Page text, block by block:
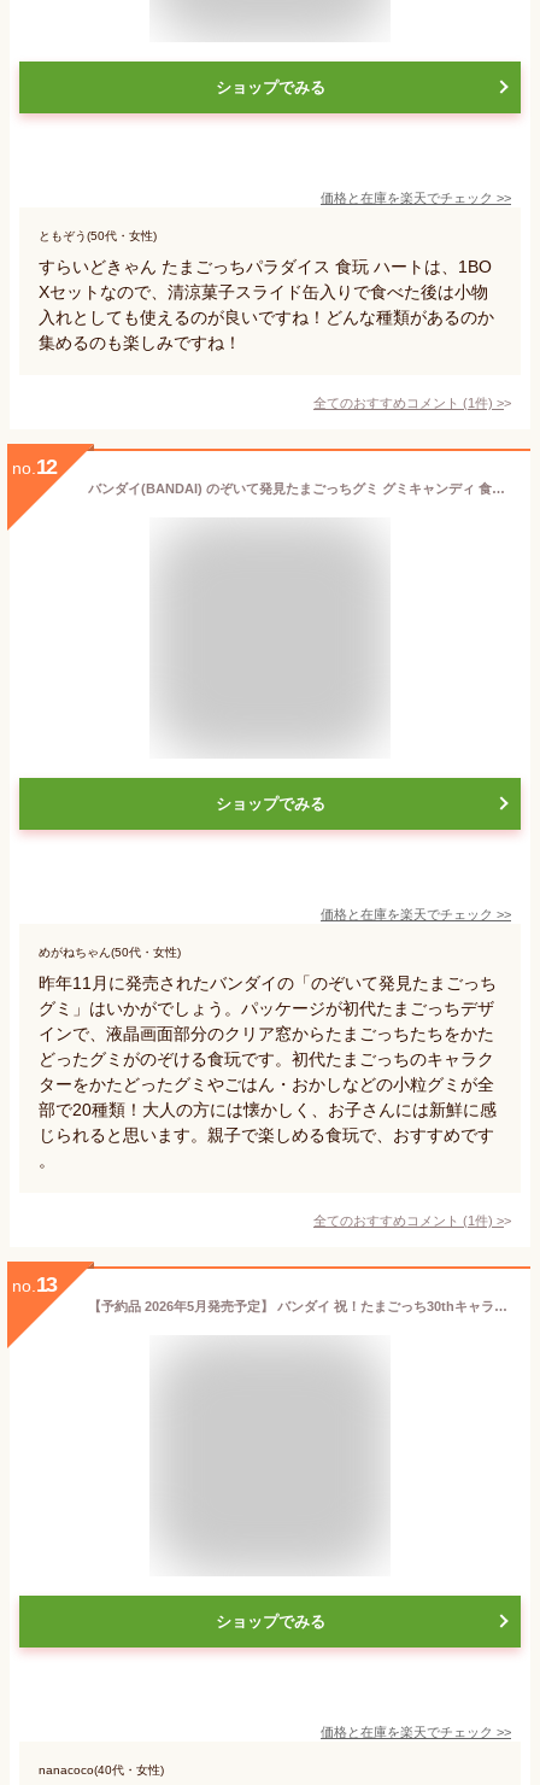
ショップでみる
価格と在庫を楽天でチェック >>
ともぞう(50代・女性)
すらいどきゃん たまごっちパラダイス 食玩 ハートは、1BO
Xセットなので、清涼菓子スライド缶入りで食べた後は小物
入れとしても使えるのが良いですね！どんな種類があるのか
集めるのも楽しみですね！
全てのおすすめコメント (1件) >
no. 12
バンダイ(BANDAI) のぞいて発見たまごっちグミ グミキャンディ 食玩 お菓子 プレゼント 2026 バレンタイン 彼女 彼氏 しなこボンボン シャインマスカットボンボン 果汁のしずく ウイスキーボンボン ホワイトデー
ショップでみる
価格と在庫を楽天でチェック >>
めがねちゃん(50代・女性)
昨年11月に発売されたバンダイの「のぞいて発見たまごっち
グミ」はいかがでしょう。パッケージが初代たまごっちデザ
インで、液晶画面部分のクリア窓からたまごっちたちをかた
どったグミがのぞける食玩です。初代たまごっちのキャラク
ターをかたどったグミやごはん・おかしなどの小粒グミが全
部で20種類！大人の方には懐かしく、お子さんには新鮮に感
じられると思います。親子で楽しめる食玩で、おすすめです
。
全てのおすすめコメント (1件) >
no. 13
【予約品 2026年5月発売予定】 バンダイ 祝！たまごっち30thキャラマグネッツ 14個装入 代引・後払い決済不可 沖縄・離島発送不可{ 食玩 景品玩具 たまごっち マグネット }{ おもちゃ 食玩 玩具 コレクション おかし }302[25L25]
ショップでみる
価格と在庫を楽天でチェック >>
nanacoco(40代・女性)